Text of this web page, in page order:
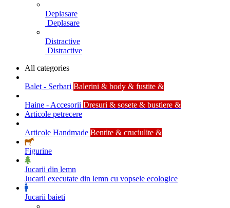
Deplasare
Deplasare
Distractive
Distractive
All categories
Balet - Serbari Balerini & body & fustite &
Haine - Accesorii Dresuri & sosete & bustiere &
Articole petrecere
Articole Handmade Bentite & cruciulite &
Figurine
Jucarii din lemn
Jucarii executate din lemn cu vopsele ecologice
Jucarii baieti